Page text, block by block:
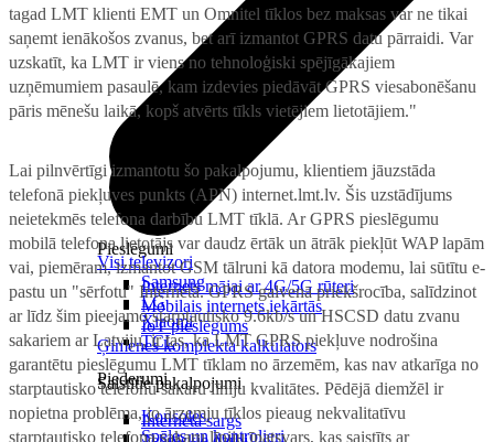
Pieslēgumi
Internets mājai ar 4G/5G rūteri
Mobilais internets iekārtās
IoT pieslēgums
Ģimenes komplekta kalkulators
Saistītie pakalpojumi
Interneta sargs
Visi televizori
Samsung
LG
Xiaomi
TCL
Piederumi
Konsoles
Spēles un kontrolieri
tagad LMT klienti EMT un Omnitel tīklos bez maksas var ne tikai
saņemt ienākošos zvanus, bet arī izmantot GPRS datu pārraidi. Var
uzskatīt, ka LMT ir viens no tehnoloģiski spējīgākajiem
uzņēmumiem pasaulē, kam izdevies piedāvāt GPRS viesabonēšanu
pāris mēnešu laikā, kopš atvērts tīkls vietējiem lietotājiem."
Lai pilnvērtīgi izmantotu šo pakalpojumu, klientiem jāuzstāda
telefonā piekļuves punkts (APN) internet.lmt.lv. Šis uzstādījums
neietekmēs telefona darbību LMT tīklā. Ar GPRS pieslēgumu
mobilā telefona lietotājs var daudz ērtāk un ātrāk piekļūt WAP lapām
vai, piemēram, izmantot GSM tālruni kā datora modemu, lai sūtītu e-
pastu un "sērfotu" Internetā. GPRS galvenā priekšrocība, salīdzinot
ar līdz šim pieejamo starptautisko 9.6kb/s un HSCSD datu zvanu
sakariem ar Latviju, ir tas, ka LMT GPRS piekļuve nodrošina
garantētu pieslēgumu LMT tīklam no ārzemēm, kas nav atkarīga no
starptautisko telefonu sakaru līniju kvalitātes. Pēdējā diemžēl ir
nopietna problēma, jo ārzemju tīklos pieaug nekvalitatīvu
starptautisko telefona sakaru līniju īpatsvars, kas saistīts ar